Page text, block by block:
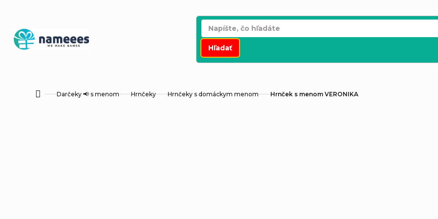
obsah
Hľadať
DomovDarčeky 📢 s menom Hrnčeky Hrnčeky s domáckym menom Hrnček s menom VERONIKA